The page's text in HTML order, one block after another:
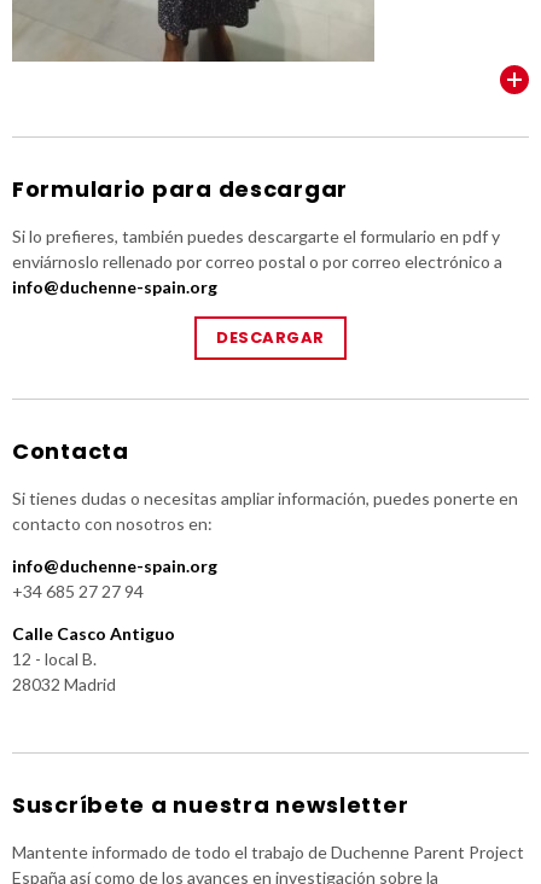
Formulario para descargar
Si lo prefieres, también puedes descargarte el formulario en pdf y
enviárnoslo rellenado por correo postal o por correo electrónico a
info@duchenne-spain.org
DESCARGAR
Contacta
Si tienes dudas o necesitas ampliar información, puedes ponerte en
contacto con nosotros en:
info@duchenne-spain.org
+34 685 27 27 94
Calle Casco Antiguo
12 - local B.
28032 Madrid
Suscríbete a nuestra newsletter
Mantente informado de todo el trabajo de Duchenne Parent Project
España así como de los avances en investigación sobre la